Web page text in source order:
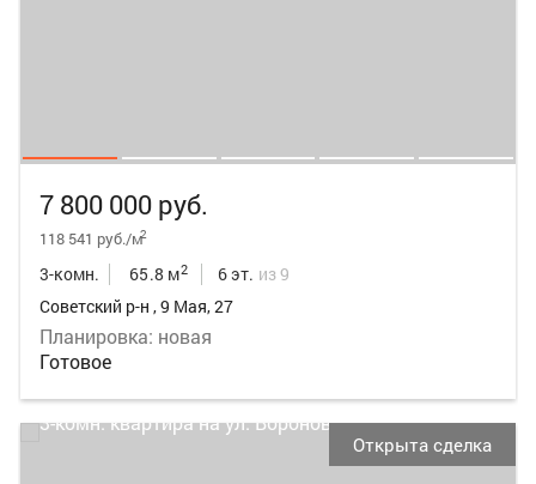
7 800 000 руб.
118 541 руб./м2
3-комн. 65.8 м2 6 эт. из 9
Советский р-н , 9 Мая, 27
Планировка: новая
Готовое
Открыта сделка